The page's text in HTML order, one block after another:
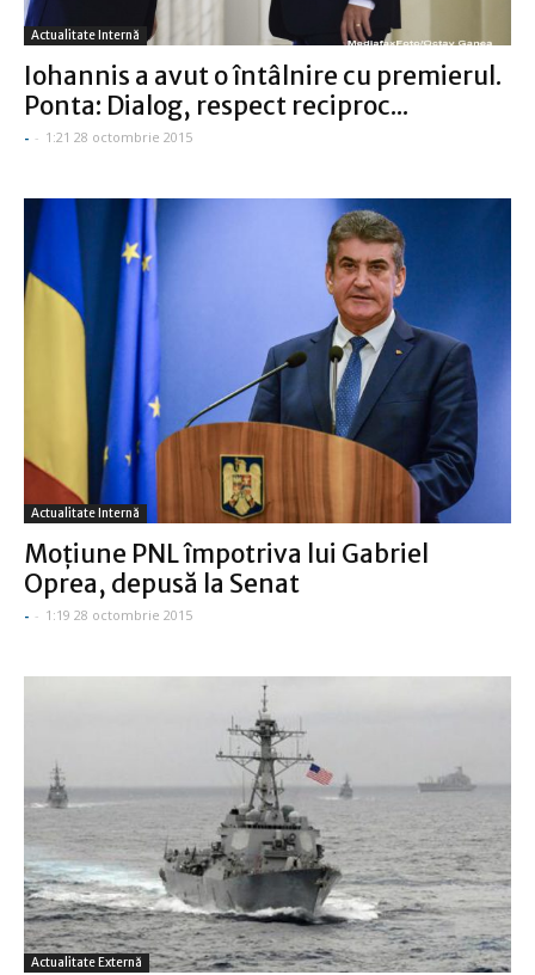
Actualitate Internă
Iohannis a avut o întâlnire cu premierul.
Ponta: Dialog, respect reciproc...
- - 1:21 28 octombrie 2015
Actualitate Internă
Moţiune PNL împotriva lui Gabriel
Oprea, depusă la Senat
- - 1:19 28 octombrie 2015
Actualitate Externă